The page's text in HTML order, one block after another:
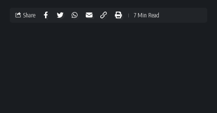
Share 7 Min Read